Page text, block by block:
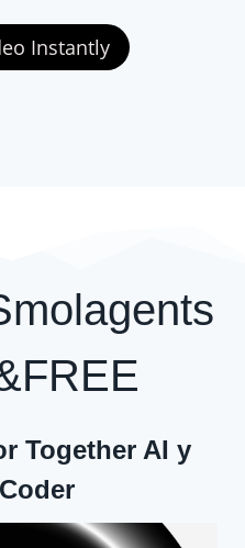
Instantly
Together AI y